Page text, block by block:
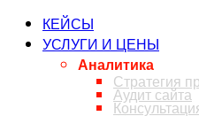
КЕЙСЫ
УСЛУГИ И ЦЕНЫ
Аналитика
Стратегия
Аудит сайта